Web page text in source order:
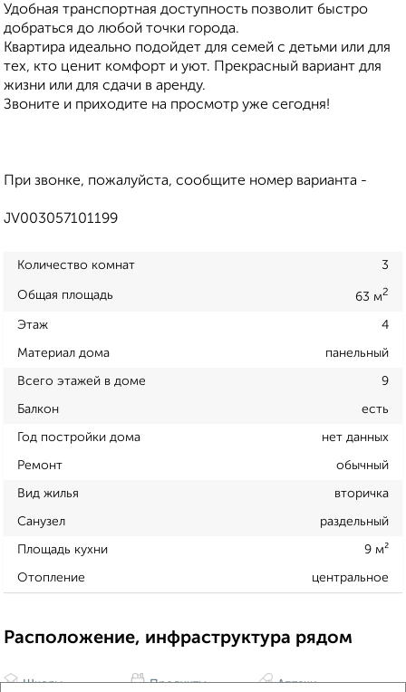
Удобная транспортная доступность позволит быстро
добраться до любой точки города.
Квартира идеально подойдет для семей с детьми или для
тех, кто ценит комфорт и уют. Прекрасный вариант для
жизни или для сдачи в аренду.
Звоните и приходите на просмотр уже сегодня!
При звонке, пожалуйста, сообщите номер варианта -
JV003057101199
Количество комнат 3
Общая площадь 63 м2
Этаж 4
Материал дома панельный
Всего этажей в доме 9
Балкон есть
Год постройки дома нет данных
Ремонт обычный
Вид жилья вторичка
Санузел раздельный
Площадь кухни 9 м²
Отопление центральное
Расположение, инфраструктура рядом
Школы Продукты Аптеки